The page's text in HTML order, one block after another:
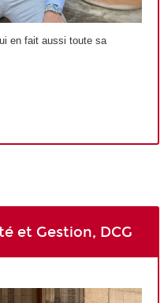
en fait aussi toute sa
et Gestion, DCG